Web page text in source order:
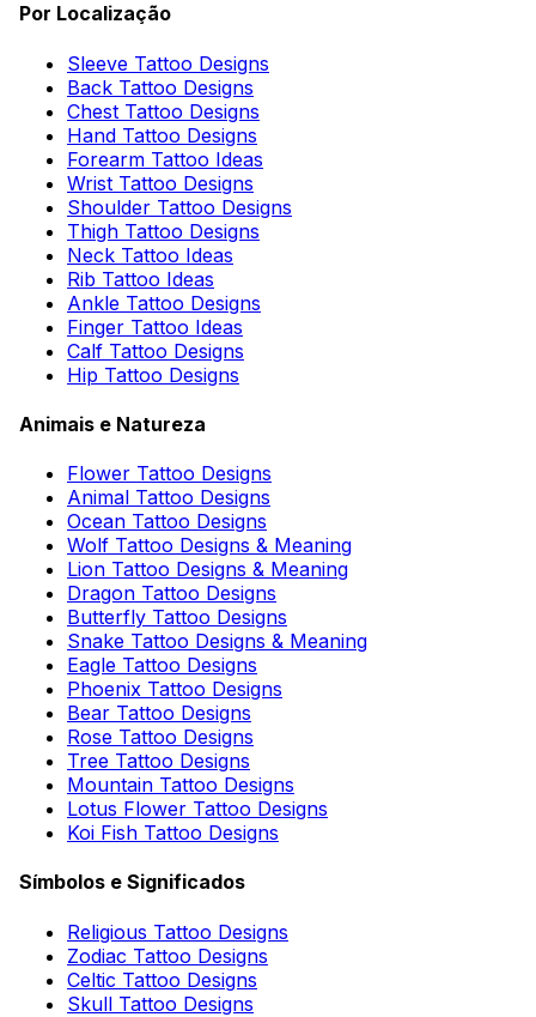
Por Localização
Sleeve Tattoo Designs
Back Tattoo Designs
Chest Tattoo Designs
Hand Tattoo Designs
Forearm Tattoo Ideas
Wrist Tattoo Designs
Shoulder Tattoo Designs
Thigh Tattoo Designs
Neck Tattoo Ideas
Rib Tattoo Ideas
Ankle Tattoo Designs
Finger Tattoo Ideas
Calf Tattoo Designs
Hip Tattoo Designs
Animais e Natureza
Flower Tattoo Designs
Animal Tattoo Designs
Ocean Tattoo Designs
Wolf Tattoo Designs & Meaning
Lion Tattoo Designs & Meaning
Dragon Tattoo Designs
Butterfly Tattoo Designs
Snake Tattoo Designs & Meaning
Eagle Tattoo Designs
Phoenix Tattoo Designs
Bear Tattoo Designs
Rose Tattoo Designs
Tree Tattoo Designs
Mountain Tattoo Designs
Lotus Flower Tattoo Designs
Koi Fish Tattoo Designs
Símbolos e Significados
Religious Tattoo Designs
Zodiac Tattoo Designs
Celtic Tattoo Designs
Skull Tattoo Designs